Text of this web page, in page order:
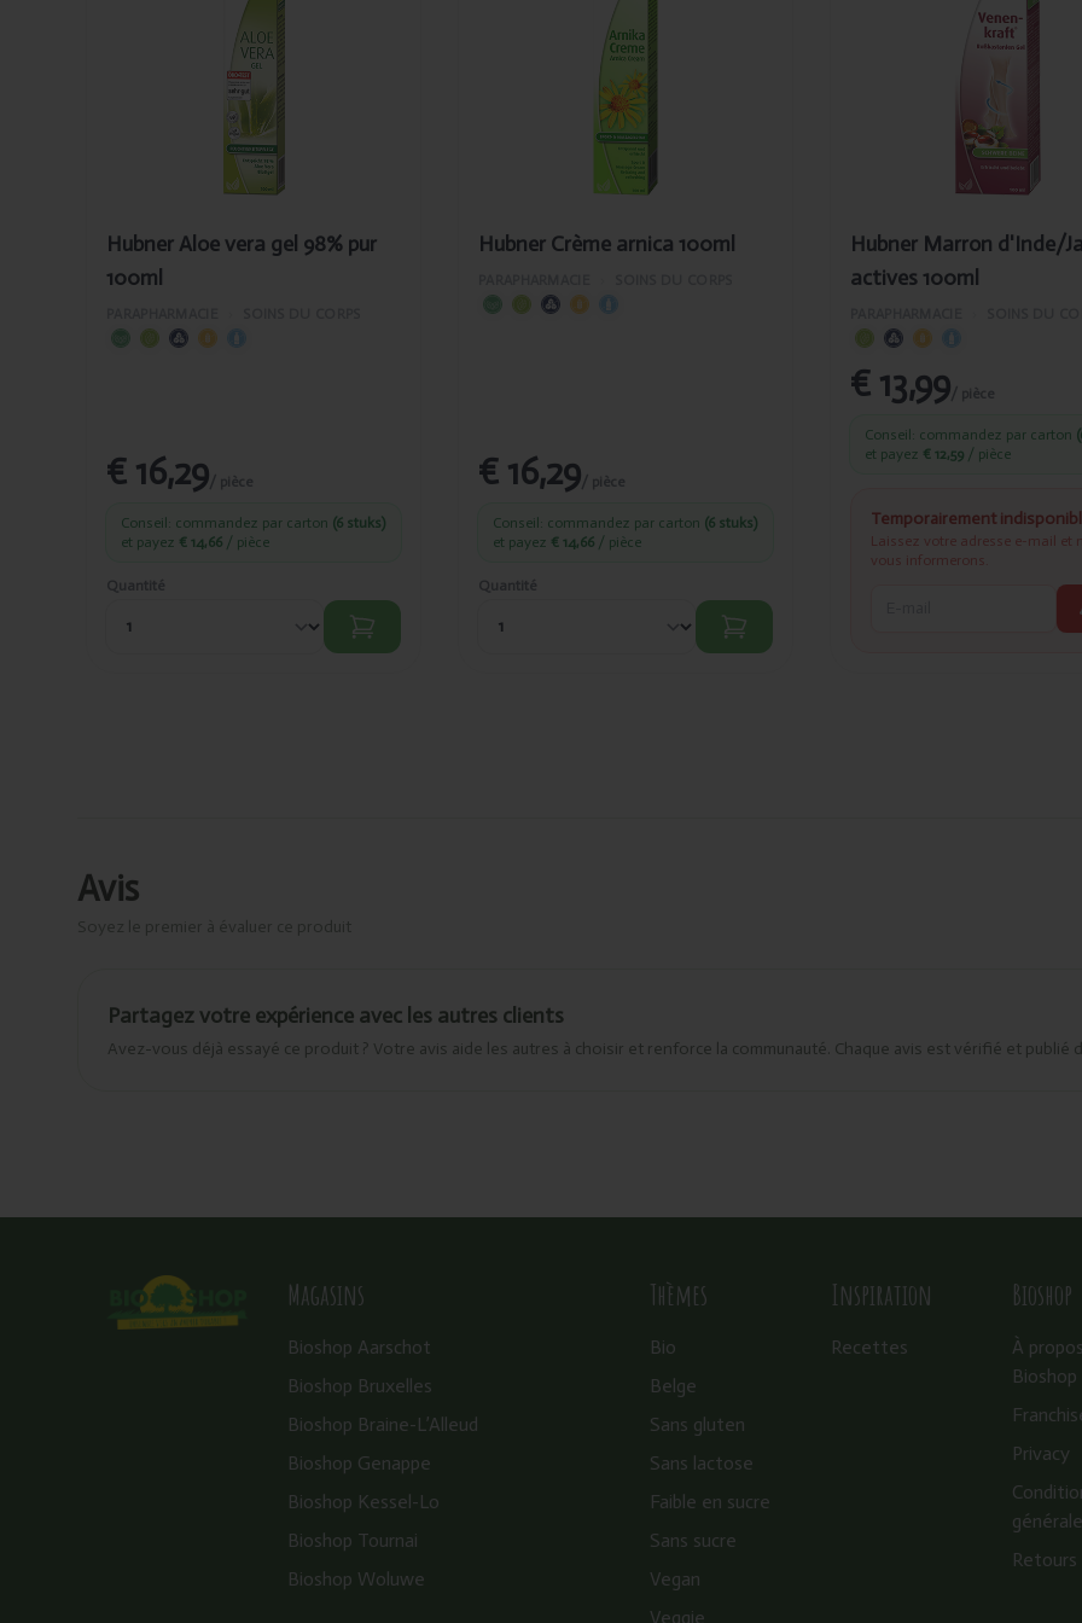
Hubner Aloe vera gel 98% pur
100ml
€ 16,29/ pièce
Conseil: commandez par carton (6 stuks)
et payez € 14,66 / pièce
Quantité
Hubner Crème arnica 100ml
€ 16,29/ pièce
Conseil: commandez par carton (6 stuks)
et payez € 14,66 / pièce
Quantité
d'Inde/Jambes
Hubner Marron d'Inde/
actives 100ml
€ 13,99/ pièce
Conseil: commandez par carton
et payez € 12,59 / pièce
Temporairement
Laissez votre adresse e-mail et
vous informerons.
Avis
Partagez votre expérience avec les autres clients
Avez-vous déjà essayé ce produit ? Votre avis aide les autres à choisir et renforce la communauté. Chaque avis est vérifié et publié
Magasins
Bioshop Aarschot
Bioshop Bruxelles
Bioshop Braine-L’Alleud
Bioshop Genappe
Bioshop Kessel-Lo
Bioshop Tournai
Bioshop Woluwe
Thèmes
Bio
Belge
Sans gluten
Sans lactose
Faible en sucre
Sans sucre
Vegan
Veggie
Inspiration
Recettes
Bioshop
À
Bioshop
Privacy
Retours